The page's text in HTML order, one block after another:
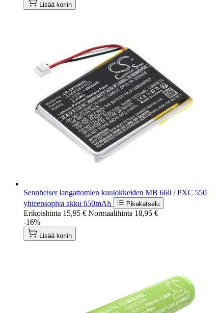
Lisää koriin
Sennheiser langattomien kuulokkeiden MB 660 / PXC 550
yhteensopiva akku 650mAh
Pikakatselu
Erikoishinta 15,95 € Normaalihinta 18,95 €
-16%
Lisää koriin